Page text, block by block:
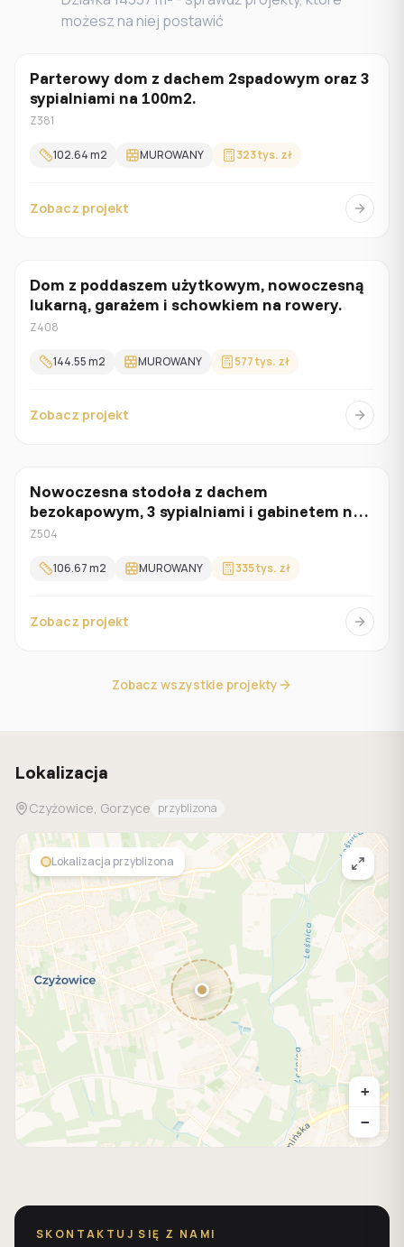
możesz na niej postawić
Parterowy
Parterowy dom z dachem 2spadowym oraz 3
sypialniami na 100m2.
Z381
102.64m2 MUROWANY 323 tys. zł
Zobacz projekt
Z poddaszem
Dom z poddaszem użytkowym, nowoczesną
lukarną, garażem i schowkiem na rowery.
Z408
144.55m2 MUROWANY 577 tys. zł
Zobacz projekt
Parterowy
Nowoczesna stodoła z dachem
bezokapowym, 3 sypialniami i gabinetem na
parterze
Z504
106.67m2 MUROWANY 335 tys. zł
Zobacz projekt
Zobacz wszystkie projekty
Lokalizacja
Czyżowice, Gorzyce przyblizona
+
−
Lokalizacja przyblizona
SKONTAKTUJ SIĘ Z NAMI